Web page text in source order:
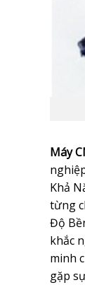
Máy
Khả
từng
Độ
khắc
minh
gặp